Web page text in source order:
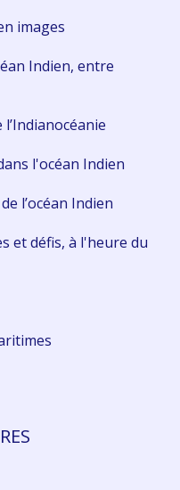
images
Indien, entre
l'océan Indien
l’océan Indien
et défis, à l'heure du